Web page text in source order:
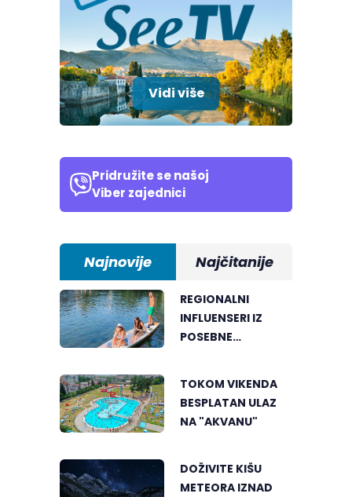
Vidi više
Pridružite se našoj
Viber zajednici
Najnovije Najčitanije
REGIONALNI
INFLUENSERI IZ
POSEBNE
BANJALUKU
TOKOM VIKENDA
BESPLATAN ULAZ
NA "AKVANU"
DOŽIVITE KIŠU
METEORA IZNAD